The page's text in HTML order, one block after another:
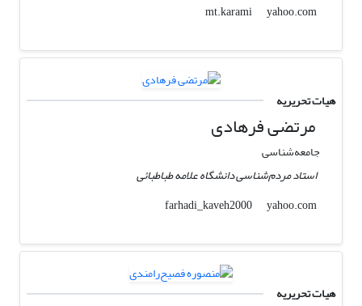
mt.karami
yahoo.com
هیات تحریریه
مرتضی فرهادی
جامعه‌شناسی
استاد مردم‌شناسی دانشگاه علامه طباطبائی
farhadi_kaveh2000
yahoo.com
هیات تحریریه